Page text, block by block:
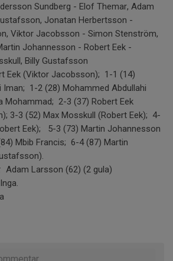
Sundberg - Elof Themar, Adam
Jonatan Herbertsson -
Viktor Jacobsson - Simon Stenström,
Johannesson - Robert Eek -
Billy Gustafsson
Eek (Viktor Jacobsson); 1-1 (14)
Iman; 1-2 (28) Mohammed Abdullahi
Mohammad; 2-3 (37) Robert Eek
3-3 (52) Max Mosskull (Robert Eek); 4-
Eek); 5-3 (73) Martin Johannesson
Mbib Francis; 6-4 (87) Martin
Adam Larsson (62) (2 gula)
Inga.